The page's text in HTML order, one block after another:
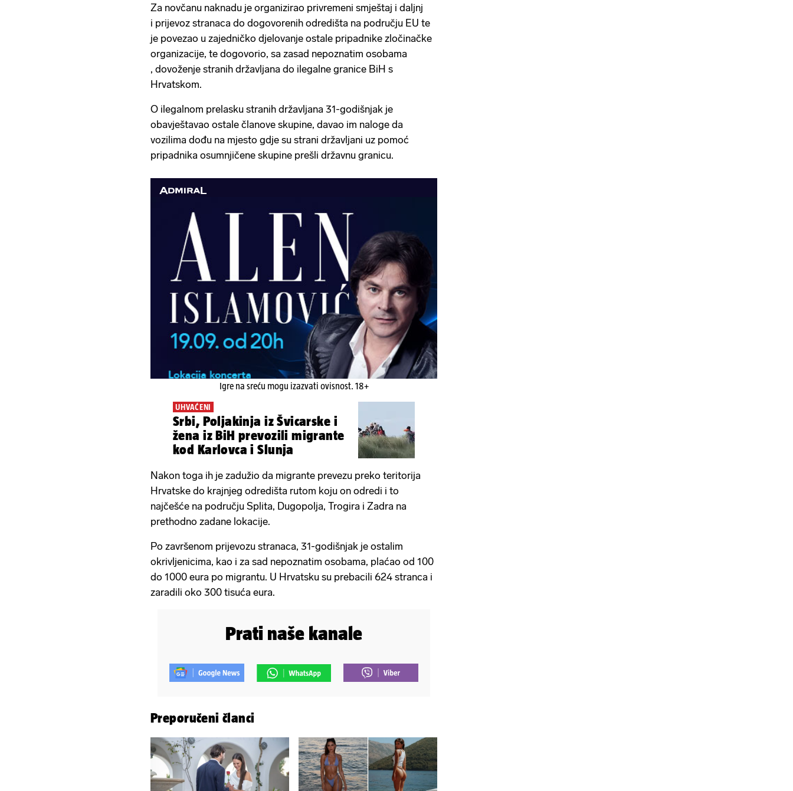
​Za novčanu naknadu je organizirao privremen​i smještaj i daljnj​
i prijevoz stranaca do dogovorenih odredišta na području E​U te
je povezao u zajedničko djelovanje ostale pripadnike zločinačke
organizacije, ​te dogovorio, sa zasad nepoznatim osobama​
, dovoženje stranih državljana do ilegalne granice BiH s
Hrvatskom.
​O ilegalnom prelasku stranih državljana 31-godišnjak je
obavještavao ostale članove skupine​, davao ​im naloge da
vozilima dođu na mjesto gdje su strani državljani uz pomoć
pripadnika osumnjičene skupine prešli državnu granicu.
Igre na sreću mogu izazvati ovisnost. 18+
UHVAĆENI
Srbi, Poljakinja iz Švicarske i
žena iz BiH prevozili migrante
kod Karlovca i Slunja
Nakon toga ih je zadužio da migrante prevezu preko teritorija
Hrvatske do krajnjeg odredišta rutom koju on odredi i to
najčešće na području Splita, Dugopolja, Trogira i Zadra na
prethodno zadane lokacije.
Po završenom prijevozu stranaca, 31-godišnjak je ostalim
okrivljenicima, kao i za​ sad nepoznatim osobama, plaćao od 100
do 1000 eura po migrantu. U Hrvatsku su prebacili 624 stranca i
zaradili oko 300 tisuća eura.
Prati naše kanale
Preporučeni članci